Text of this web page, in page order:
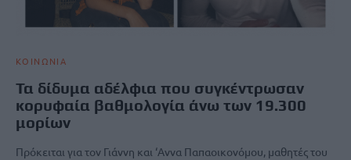
ΚΟΙΝΩΝΙΑ
Τα δίδυμα αδέλφια που συγκέντρωσαν
κορυφαία βαθμολογία άνω των 19.300
μορίων
Πρόκειται για τον Γιάννη και ‘Αννα Παπαοικονόμου, μαθητές του